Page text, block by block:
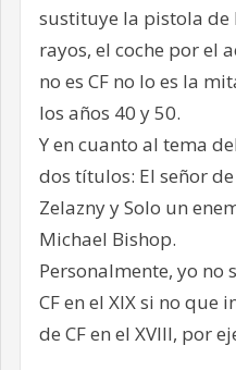
sustituye la pistola
rayos, el coche por el
no es CF no lo es la
los años 40 y 50.
Y en cuanto al tema
dos títulos: El señor
Zelazny y Solo un
Michael Bishop.
Personalmente, yo
CF en el XIX si no
de CF en el XVIII, por